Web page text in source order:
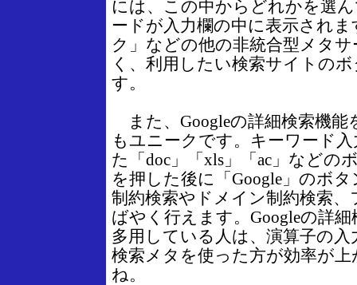
には、この中からどれかを選
ードが入力欄の中に表示され
ク」などの他の非統合型メタ
く、利用したい検索サイトの
す。
また、Googleの詳細検索機能
もユニークです。キーワード
た「doc」「xls」「ac」などの
を押した後に「Google」のボ
制約検索やドメイン制約検索
ばやく行えます。Googleの詳
多用している人は、演算子の
検索メタを使った方が効率が
ね。